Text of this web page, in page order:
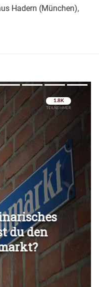
Hadern (München),
Überspringen
Überspringen